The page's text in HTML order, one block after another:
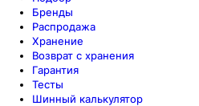
Бренды
Распродажа
Хранение
Возврат с хранения
Гарантия
Тесты
Шинный калькулятор